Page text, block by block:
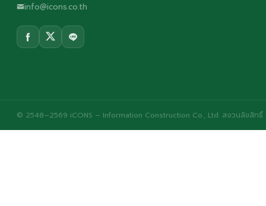
info@icons.co.th
© 2548–2569 iCONS – Information Construction Co., Ltd. สงวนลิขสิทธิ์